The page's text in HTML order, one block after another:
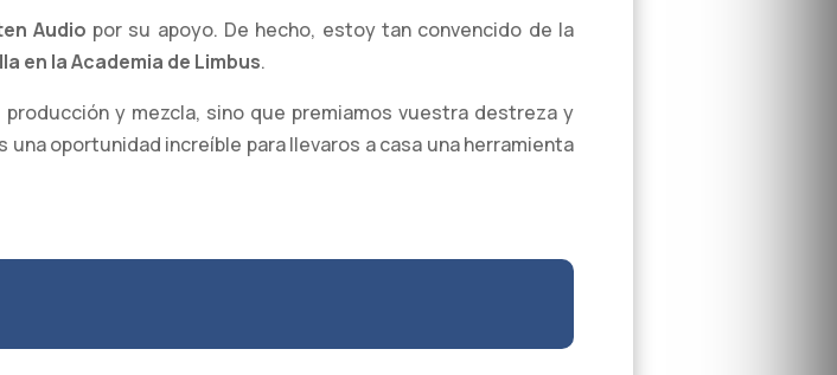
Audio por su apoyo. De hecho, estoy tan convencido de la
en la Academia de Limbus.
y mezcla, sino que premiamos vuestra destreza y
oportunidad increíble para llevaros a casa una herramienta